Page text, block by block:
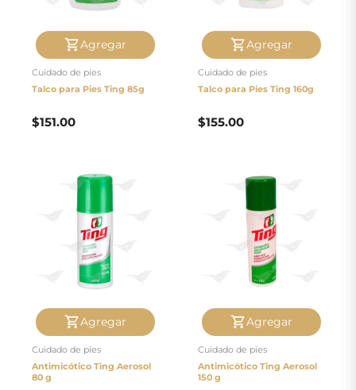
Agregar
Cuidado de pies
Talco para Pies Ting 85g
$151.00
Agregar
Cuidado de pies
Talco para Pies Ting 160g
$155.00
Agregar
Cuidado de pies
Antimicótico Ting Aerosol
80 g
Agregar
Cuidado de pies
Antimicótico Ting Aerosol
150 g
Contacto